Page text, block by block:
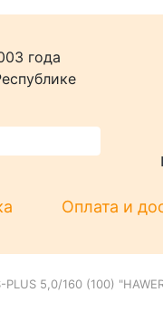
года
Оплата и
PLUS 5,0/160 (100)